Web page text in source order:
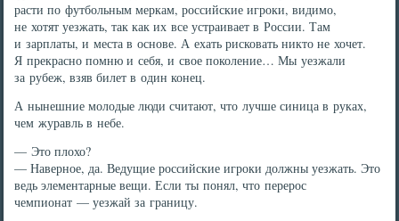
расти по футбольным меркам, российские игроки, видимо,
не хотят уезжать, так как их все устраивает в России. Там
и зарплаты, и места в основе. А ехать рисковать никто не хочет.
Я прекрасно помню и себя, и свое поколение… Мы уезжали
за рубеж, взяв билет в один конец.
А нынешние молодые люди считают, что лучше синица в руках,
чем журавль в небе.
— Это плохо?
— Наверное, да. Ведущие российские игроки должны уезжать. Это
ведь элементарные вещи. Если ты понял, что перерос
чемпионат — уезжай за границу.